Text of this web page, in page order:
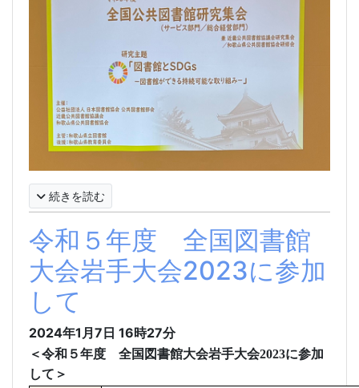
続きを読む
令和５年度 全国図書館
大会岩手大会2023に参加
して
2024年1月7日 16時27分
＜令和５年度 全国図書館大会岩手大会2023に参加
して＞